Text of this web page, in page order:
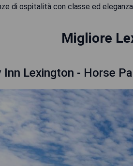
di ospitalità con classe ed
Migliore
Inn Lexington - Horse